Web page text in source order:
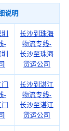
说明
-
长沙到珠海
物流专线-
长沙至珠海
货运公司
-
长沙到湛江
物流专线-
长沙至湛江
货运公司